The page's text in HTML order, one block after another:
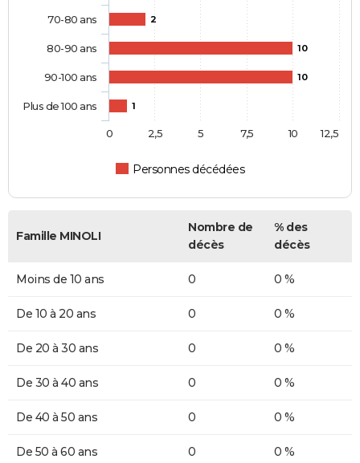
2
10
10
1
Personnes décédées
70-80 ans
80-90 ans
90-100 ans
Plus de 100 ans
0 10
2,5 5 7,5 12,5
Famille MINOLI
Nombre de
décès
% des
décès
Moins de 10 ans 0 0 %
De 10 à 20 ans 0 0 %
De 20 à 30 ans 0 0 %
De 30 à 40 ans 0 0 %
De 40 à 50 ans 0 0 %
De 50 à 60 ans 0 0 %